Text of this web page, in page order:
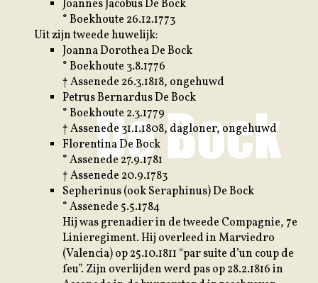
Joannes Jacobus De Bock
° Boekhoute 26.12.1773
Uit zijn tweede huwelijk:
Joanna Dorothea De Bock
° Boekhoute 3.8.1776
† Assenede 26.3.1818, ongehuwd
Petrus Bernardus De Bock
° Boekhoute 2.3.1779
† Assenede 31.1.1808, dagloner, ongehuwd
Florentina De Bock
° Assenede 27.9.1781
† Assenede 20.9.1783
Sepherinus (ook Seraphinus) De Bock
° Assenede 5.5.1784
Hij was grenadier in de tweede Compagnie, 7e
Linieregiment. Hij overleed in Marviedro
(Valencia) op 25.10.1811 “par suite d’un coup de
feu”. Zijn overlijden werd pas op 28.2.1816 in